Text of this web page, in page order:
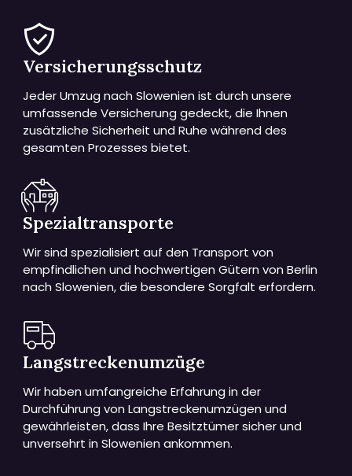
Versicherungsschutz
Jeder Umzug nach Slowenien ist durch unsere
umfassende Versicherung gedeckt, die Ihnen
zusätzliche Sicherheit und Ruhe während des
gesamten Prozesses bietet.
Spezialtransporte
Wir sind spezialisiert auf den Transport von
empfindlichen und hochwertigen Gütern von Berlin
nach Slowenien, die besondere Sorgfalt erfordern.
Langstreckenumzüge
Wir haben umfangreiche Erfahrung in der
Durchführung von Langstreckenumzügen und
gewährleisten, dass Ihre Besitztümer sicher und
unversehrt in Slowenien ankommen.